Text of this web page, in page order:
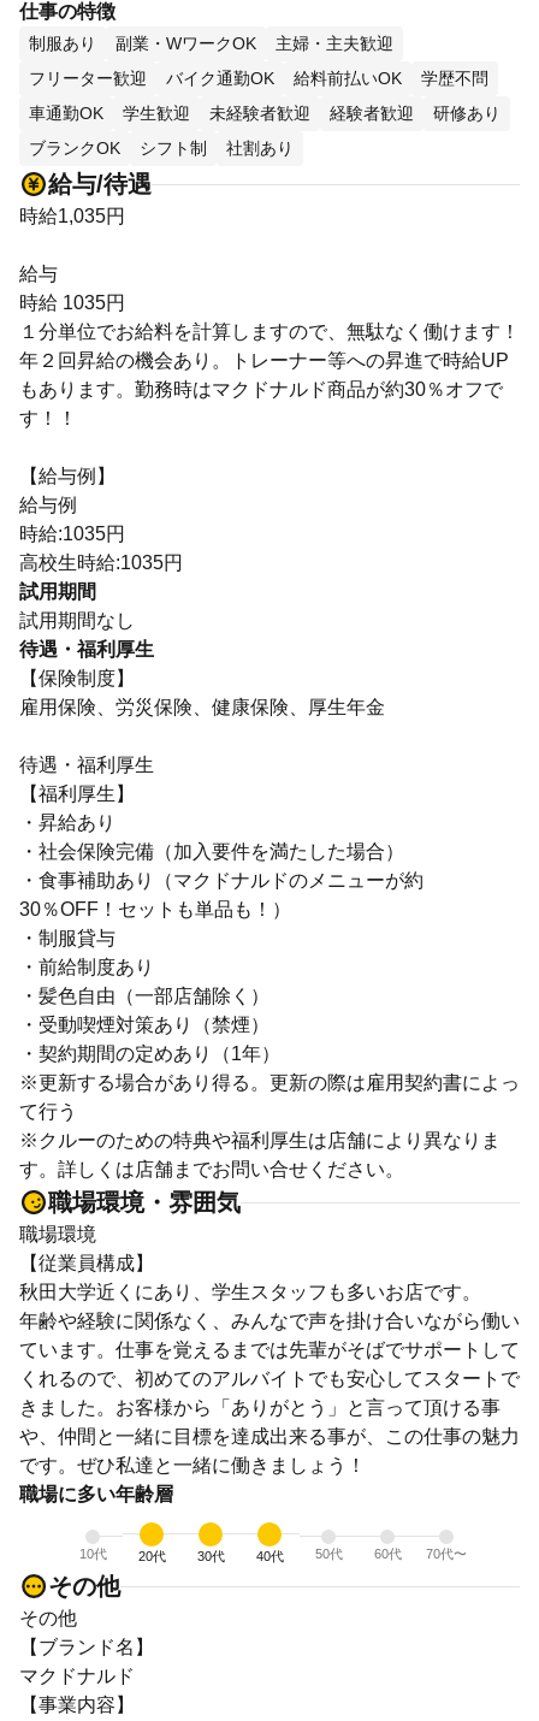
仕事の特徴
制服あり 副業・WワークOK
主婦・主夫歓迎
フリーター歓迎
バイク通勤OK 給料前払いOK
学歴不問
車通勤OK
学生歓迎 未経験者歓迎 経験者歓迎
研修あり
ブランクOK
シフト制 社割あり
給与/待遇
時給1,035円
給与
時給 1035円
１分単位でお給料を計算しますので、無駄なく働けます！
年２回昇給の機会あり。トレーナー等への昇進で時給UP
もあります。勤務時はマクドナルド商品が約30％オフで
す！！
【給与例】
給与例
時給:1035円
高校生時給:1035円
試用期間
試用期間なし
待遇・福利厚生
【保険制度】
雇用保険、労災保険、健康保険、厚生年金
待遇・福利厚生
【福利厚生】
・昇給あり
・社会保険完備（加入要件を満たした場合）
・食事補助あり（マクドナルドのメニューが約
30％OFF！セットも単品も！）
・制服貸与
・前給制度あり
・髪色自由（一部店舗除く）
・受動喫煙対策あり（禁煙）
・契約期間の定めあり（1年）
※更新する場合があり得る。更新の際は雇用契約書によっ
て行う
※クルーのための特典や福利厚生は店舗により異なりま
す。詳しくは店舗までお問い合せください。
職場環境・雰囲気
職場環境
【従業員構成】
秋田大学近くにあり、学生スタッフも多いお店です。
年齢や経験に関係なく、みんなで声を掛け合いながら働い
ています。仕事を覚えるまでは先輩がそばでサポートして
くれるので、初めてのアルバイトでも安心してスタートで
きました。お客様から「ありがとう」と言って頂ける事
や、仲間と一緒に目標を達成出来る事が、この仕事の魅力
です。ぜひ私達と一緒に働きましょう！
職場に多い年齢層
10代 20代 30代 40代 50代 60代 70代〜
その他
その他
【ブランド名】
マクドナルド
【事業内容】